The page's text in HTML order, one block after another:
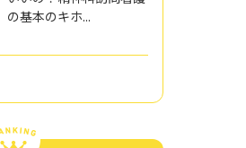
の基本のキホ...